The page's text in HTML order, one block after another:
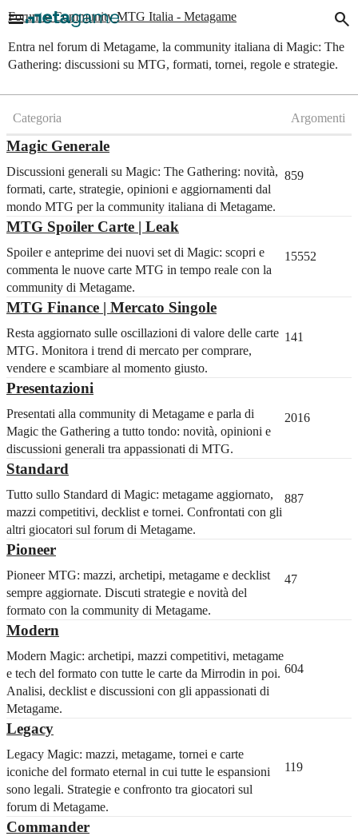
menu search
Forum e Community MTG Italia - Metagame
Entra nel forum di Metagame, la community italiana di Magic: The
Gathering: discussioni su MTG, formati, tornei, regole e strategie.
Categoria Argomenti
Magic Generale
Discussioni generali su Magic: The Gathering: novità,
formati, carte, strategie, opinioni e aggiornamenti dal
mondo MTG per la community italiana di Metagame.
859
MTG Spoiler Carte | Leak
Spoiler e anteprime dei nuovi set di Magic: scopri e
commenta le nuove carte MTG in tempo reale con la
community di Metagame.
15552
MTG Finance | Mercato Singole
Resta aggiornato sulle oscillazioni di valore delle carte
MTG. Monitora i trend di mercato per comprare,
vendere e scambiare al momento giusto.
141
Presentazioni
Presentati alla community di Metagame e parla di
Magic the Gathering a tutto tondo: novità, opinioni e
discussioni generali tra appassionati di MTG.
2016
Standard
Tutto sullo Standard di Magic: metagame aggiornato,
mazzi competitivi, decklist e tornei. Confrontati con gli
altri giocatori sul forum di Metagame.
887
Pioneer
Pioneer MTG: mazzi, archetipi, metagame e decklist
sempre aggiornate. Discuti strategie e novità del
formato con la community di Metagame.
47
Modern
Modern Magic: archetipi, mazzi competitivi, metagame
e tech del formato con tutte le carte da Mirrodin in poi.
Analisi, decklist e discussioni con gli appassionati di
Metagame.
604
Legacy
Legacy Magic: mazzi, metagame, tornei e carte
iconiche del formato eternal in cui tutte le espansioni
sono legali. Strategie e confronto tra giocatori sul
forum di Metagame.
119
Commander